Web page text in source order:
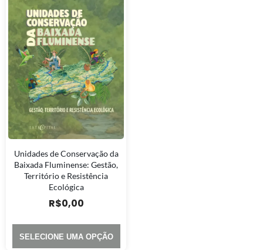
Unidades de Conservação da
Baixada Fluminense: Gestão,
Território e Resistência
Ecológica
R$0,00
SELECIONE UMA OPÇÃO